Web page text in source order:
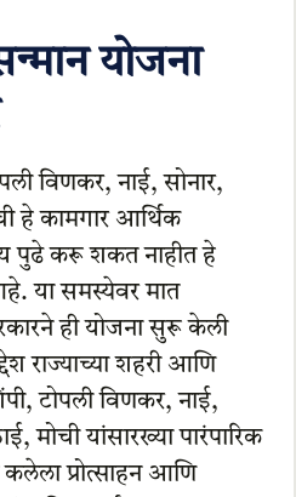
योजना
विणकर, नाई, सोनार,
हे कामगार आर्थिक
पुढे करू शकत नाहीत हे
या समस्येवर मात
ही योजना सुरू केली
राज्याच्या शहरी आणि
टोपली विणकर, नाई,
मोची यांसारख्या पारंपारिक
प्रोत्साहन आणि